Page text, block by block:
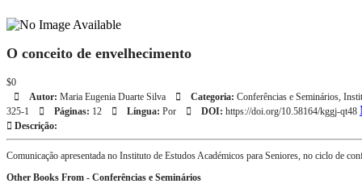
O conceito de envelhecimento
$0
Autor: Maria Eugenia Duarte Silva Categoria: Conferências e Seminários,
325-1
Páginas: 12 Língua: Por DOI: https://doi.org/10.58164/kggj-qt48
Descrição:
Comunicação apresentada no Instituto de Estudos Académicos para Seniores, no ciclo de
Other Books From - Conferências e Seminários